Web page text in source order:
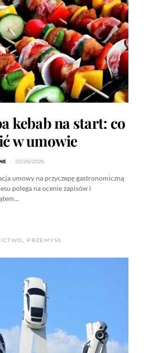
kebab na start: co
w umowie
02/06/2026
umowy na przyczepę gastronomiczną
polega na ocenie zapisów i
PRZEMYSŁ